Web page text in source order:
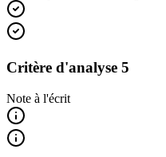
Critère d'analyse 5
Note à l'écrit